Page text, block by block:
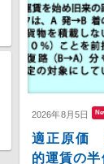
2026年8月5日
適正原価
的運賃の半